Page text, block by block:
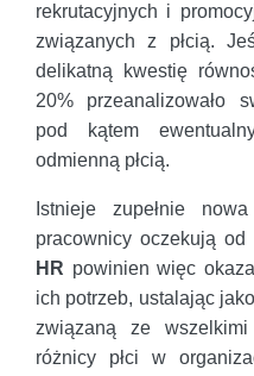
rekrutacyjnych i
związanych z płcią.
delikatną kwestię
20% przeanalizowało
pod kątem
odmienną płcią.
Istnieje zupełnie
pracownicy oczekują od
HR powinien więc
ich potrzeb, ustalając
związaną ze
różnicy płci w